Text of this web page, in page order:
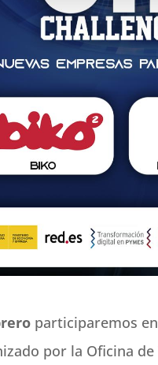
participaremos
por la Oficina